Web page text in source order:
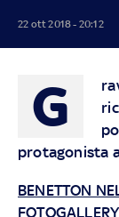
22 ott 2018 - 20:12
G
protagonista
BENETTON
FOTOGALLERY